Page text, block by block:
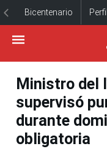
Bicentenario
Ministro del
supervisó
durante
obligatoria